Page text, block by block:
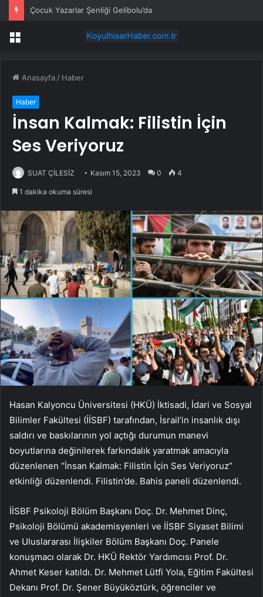
Çocuk Yazarlar Şenliği Gelibolu’da
Menü
Anasayfa / Haber
Haber
İnsan Kalmak: Filistin İçin
Ses Veriyoruz
SUAT ÇİLESİZ Kasım 15, 2023 0 4
1 dakika okuma süresi
Hasan Kalyoncu Üniversitesi (HKÜ) İktisadi, İdari ve Sosyal
Bilimler Fakültesi (İİSBF) tarafından, İsrail’in insanlık dışı
saldırı ve baskılarının yol açtığı durumun manevi
boyutlarına değinilerek farkındalık yaratmak amacıyla
düzenlenen “İnsan Kalmak: Filistin İçin Ses Veriyoruz”
etkinliği düzenlendi. Filistin’de. Bahis paneli düzenlendi.
İİSBF Psikoloji Bölüm Başkanı Doç. Dr. Mehmet Dinç,
Psikoloji Bölümü akademisyenleri ve İİSBF Siyaset Bilimi
ve Uluslararası İlişkiler Bölüm Başkanı Doç. Panele
konuşmacı olarak Dr. HKÜ Rektör Yardımcısı Prof. Dr.
Ahmet Keser katıldı. Dr. Mehmet Lütfi Yola, Eğitim Fakültesi
Dekanı Prof. Dr. Şener Büyüköztürk, öğrenciler ve